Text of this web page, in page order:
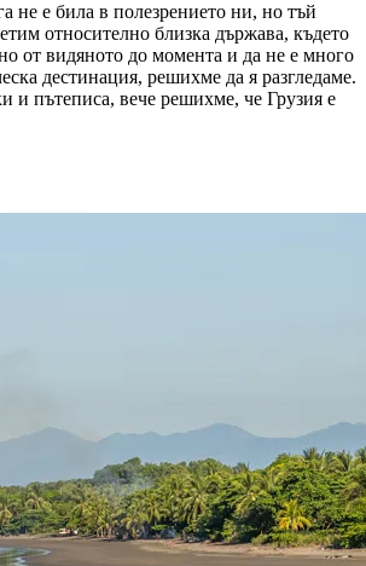
не е била в полезрението ни, но тъй
относително близка държава, където
от видяното до момента и да не е много
дестинация, решихме да я разгледаме.
и пътеписа, вече решихме, че Грузия е